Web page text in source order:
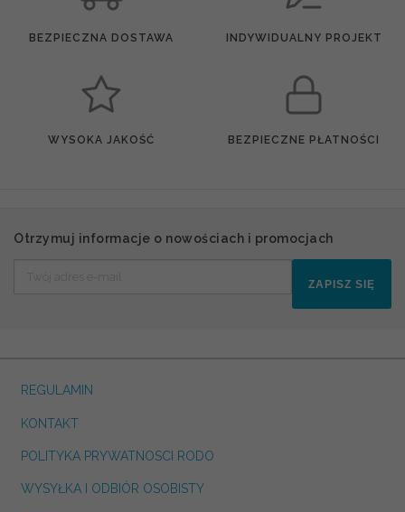
BEZPIECZNA DOSTAWA INDYWIDUALNY PROJEKT
WYSOKA JAKOŚĆ BEZPIECZNE PŁATNOŚCI
Otrzymuj informacje o nowościach i promocjach
ZAPISZ SIĘ
REGULAMIN
KONTAKT
POLITYKA PRYWATNOSCI RODO
WYSYŁKA I ODBIÓR OSOBISTY